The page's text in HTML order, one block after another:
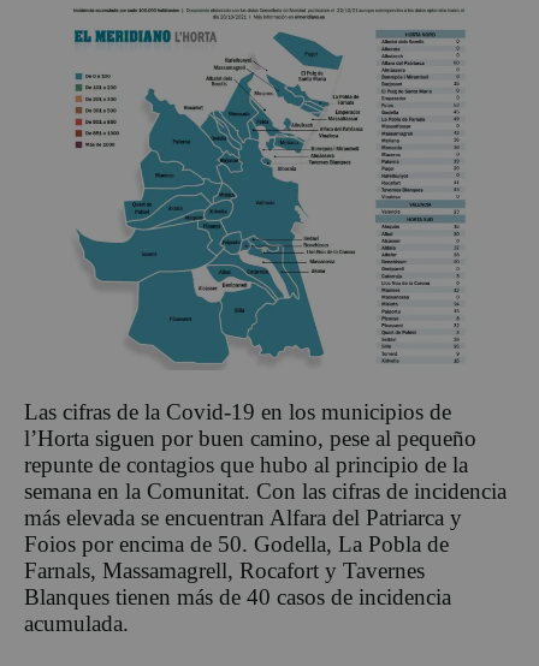
Las cifras de la Covid-19 en los municipios de
l’Horta siguen por buen camino, pese al pequeño
repunte de contagios que hubo al principio de la
semana en la Comunitat. Con las cifras de incidencia
más elevada se encuentran Alfara del Patriarca y
Foios por encima de 50. Godella, La Pobla de
Farnals, Massamagrell, Rocafort y Tavernes
Blanques tienen más de 40 casos de incidencia
acumulada.